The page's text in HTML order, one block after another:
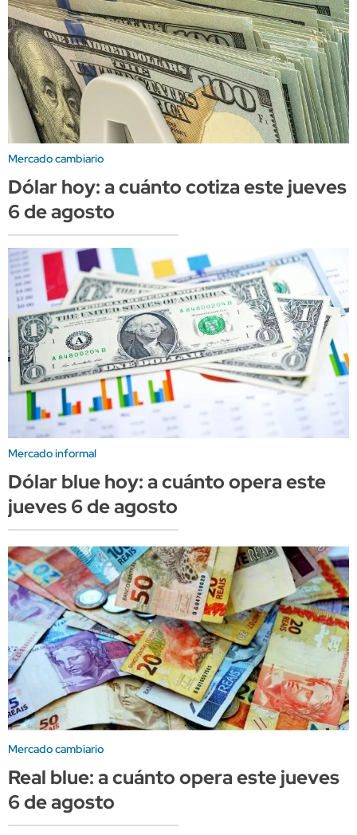
Mercado cambiario
Dólar hoy: a cuánto cotiza este jueves
6 de agosto
Mercado informal
Dólar blue hoy: a cuánto opera este
jueves 6 de agosto
Mercado cambiario
Real blue: a cuánto opera este jueves
6 de agosto